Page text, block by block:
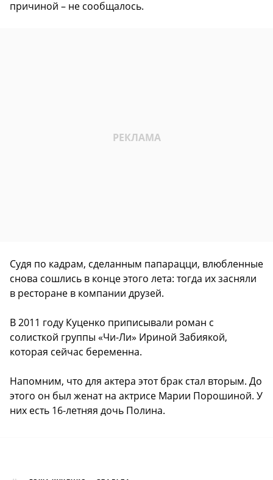
причиной – не сообщалось.
Судя по кадрам, сделанным папарацци, влюбленные
снова сошлись в конце этого лета: тогда их засняли
в ресторане в компании друзей.
В 2011 году Куценко приписывали роман с
солисткой группы «Чи-Ли» Ириной Забиякой,
которая сейчас беременна.
Напомним, что для актера этот брак стал вторым. До
этого он был женат на актрисе Марии Порошиной. У
них есть 16-летняя дочь Полина.